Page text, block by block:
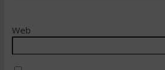
Web